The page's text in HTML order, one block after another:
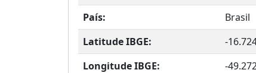
País:
Brasil
Latitude IBGE:
-
Longitude IBGE:
-